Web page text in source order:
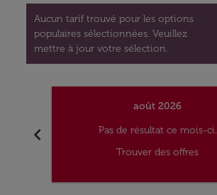
Aucun tarif trouvé pour les options
populaires sélectionnées. Veuillez
mettre à jour votre sélection.
chevron_left
août 2026
Pas de résultat ce mois-ci.
Trouver des offres